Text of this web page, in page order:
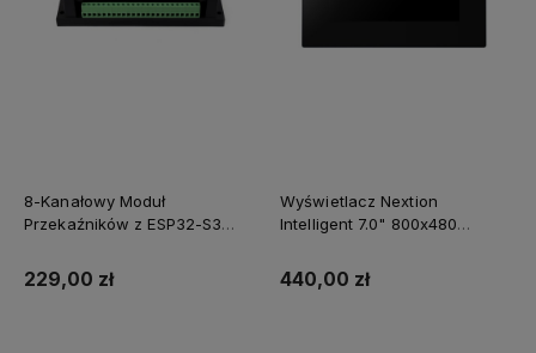
8-Kanałowy Moduł
Przekaźników z ESP32-S3
zasilanie PoE
229,00 zł
Wyświetlacz Nextion
Intelligent 7.0" 800x480
pojemnościowy panel
dotykowy oraz obudowa
440,00 zł